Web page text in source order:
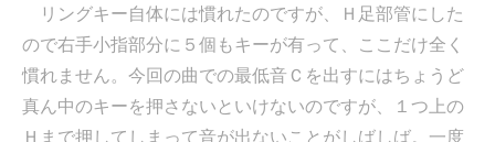
リングキー自体には慣れたのですが、Ｈ足部管にした
ので右手小指部分に５個もキーが有って、ここだけ全く
慣れません。今回の曲での最低音Ｃを出すにはちょうど
真ん中のキーを押さないといけないのですが、１つ上の
Ｈまで押してしまって音が出ないことがしばしば。一度